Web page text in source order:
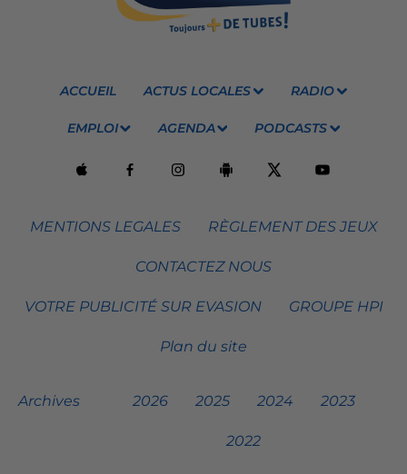
ACCUEIL ACTUS LOCALES RADIO
EMPLOI AGENDA PODCASTS
MENTIONS LEGALES RÈGLEMENT DES JEUX
CONTACTEZ NOUS
VOTRE PUBLICITÉ SUR EVASION GROUPE HPI
Plan du site
Archives 2026 2025 2024 2023
2022